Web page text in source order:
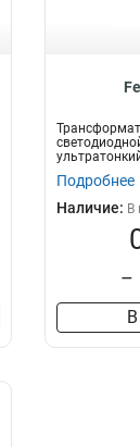
Подробнее
Наличие: В
–